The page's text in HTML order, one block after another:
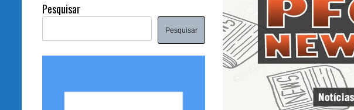
Pesquisar
Pesquisar